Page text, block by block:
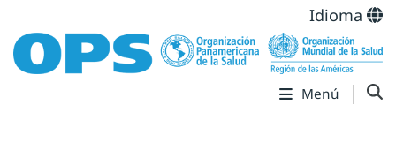
Idioma
Menú